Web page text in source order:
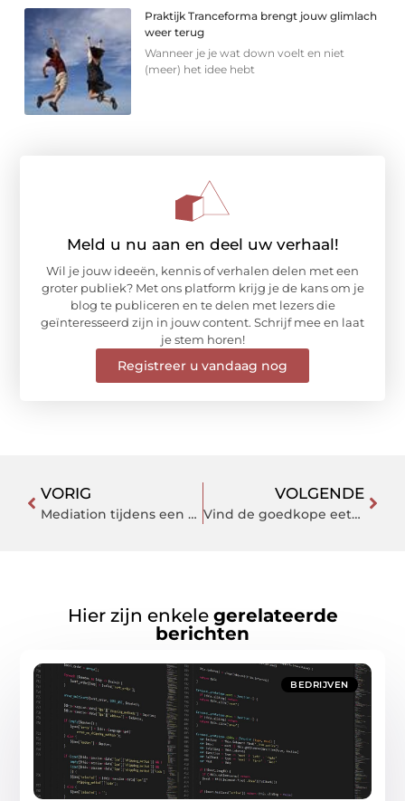
Praktijk Tranceforma brengt jouw glimlach
weer terug
Wanneer je je wat down voelt en niet
(meer) het idee hebt
Meld u nu aan en deel uw verhaal!
Wil je jouw ideeën, kennis of verhalen delen met een
groter publiek? Met ons platform krijg je de kans om je
blog te publiceren en te delen met lezers die
geïnteresseerd zijn in jouw content. Schrijf mee en laat
je stem horen!
Registreer u vandaag nog
VORIG
Mediation tijdens een echtscheiding Arnhem
VOLGENDE
Vind de goedkope eettafel naar uw wens
Hier zijn enkele gerelateerde
berichten
BEDRIJVEN